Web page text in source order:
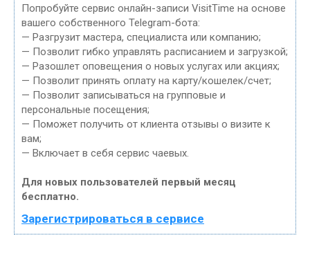
Попробуйте сервис онлайн-записи VisitTime на основе
вашего собственного Telegram-бота:
— Разгрузит мастера, специалиста или компанию;
— Позволит гибко управлять расписанием и загрузкой;
— Разошлет оповещения о новых услугах или акциях;
— Позволит принять оплату на карту/кошелек/счет;
— Позволит записываться на групповые и
персональные посещения;
— Поможет получить от клиента отзывы о визите к
вам;
— Включает в себя сервис чаевых.
Для новых пользователей первый месяц
бесплатно.
Зарегистрироваться в сервисе